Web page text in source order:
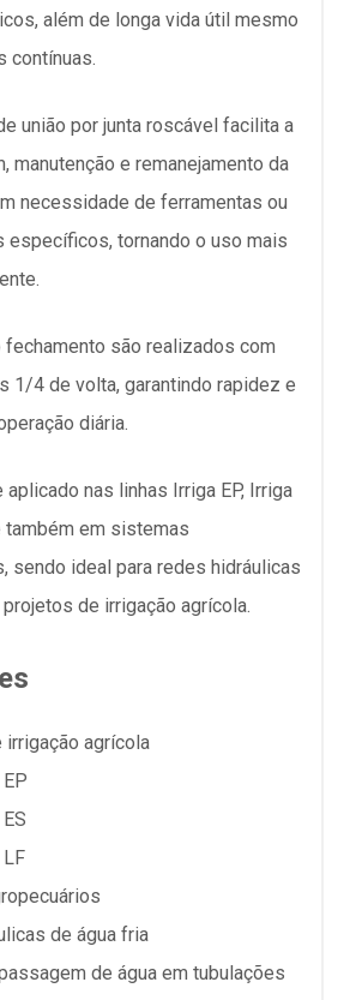
além de longa vida útil mesmo
contínuas.
união por junta roscável facilita a
manutenção e remanejamento da
necessidade de ferramentas ou
específicos, tornando o uso mais
fechamento são realizados com
1/4 de volta, garantindo rapidez e
diária.
aplicado nas linhas Irriga EP, Irriga
também em sistemas
sendo ideal para redes hidráulicas
de irrigação agrícola.
irrigação agrícola
LF
de água fria
de água em tubulações